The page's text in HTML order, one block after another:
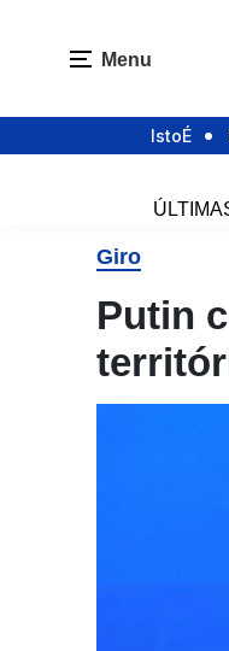
Menu
IstoÉ
Giro
Putin